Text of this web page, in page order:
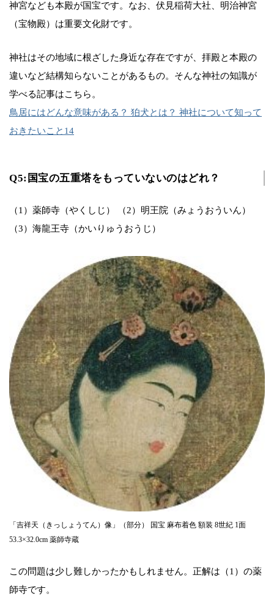
神宮なども本殿が国宝です。なお、伏見稲荷大社、明治神宮
（宝物殿）は重要文化財です。
神社はその地域に根ざした身近な存在ですが、拝殿と本殿の
違いなど結構知らないことがあるもの。そんな神社の知識が
学べる記事はこちら。
鳥居にはどんな意味がある？ 狛犬とは？ 神社について知って
おきたいこと14
Q5:国宝の五重塔をもっていないのはどれ？
（1）薬師寺（やくしじ） （2）明王院（みょうおういん）
（3）海龍王寺（かいりゅうおうじ）
「吉祥天（きっしょうてん）像」（部分） 国宝 麻布着色 額装 8世紀 1面
53.3×32.0cm 薬師寺蔵
この問題は少し難しかったかもしれません。正解は（1）の薬
師寺です。